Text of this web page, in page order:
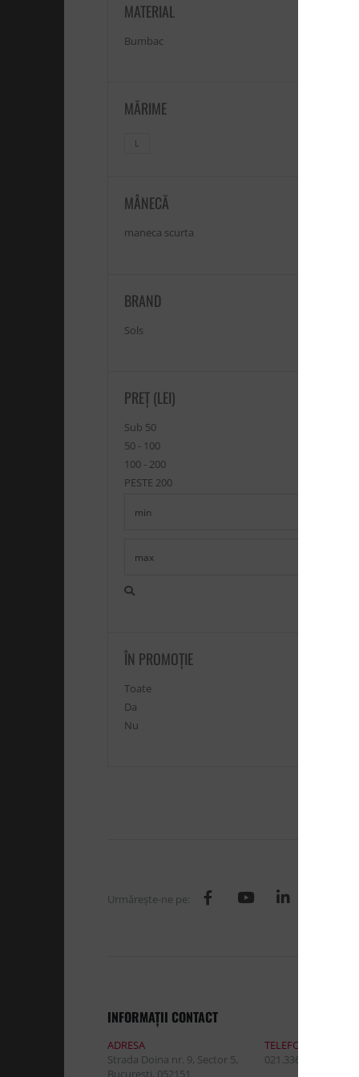
MATERIAL
Bumbac
MĂRIME
L
MÂNECĂ
maneca scurta
BRAND
Sols
PREȚ (LEI)
Sub 50
50 - 100
100 - 200
PESTE 200
ÎN PROMOŢIE
Toate
Da
Nu
Urmăreşte-ne pe:
INFORMAŢII CONTACT
ADRESA
Strada Doina nr. 9, Sector 5,
Bucuresti, 052151
TELEFON:
021.336.03.32